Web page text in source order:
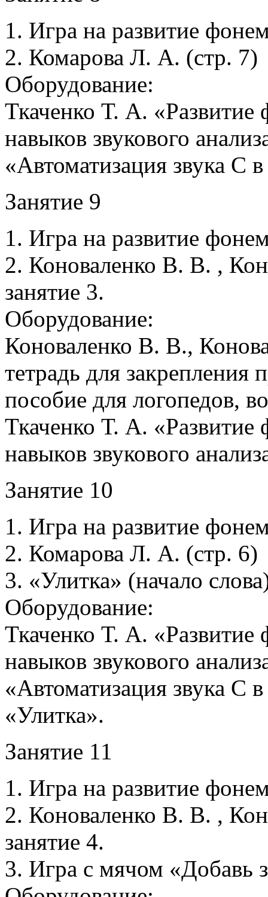
1. Игра на развитие
2. Комарова Л. А. (стр. 7)
Оборудование:
Ткаченко Т. А. «Развитие
навыков звукового
«Автоматизация звука С
Занятие 9
1. Игра на развитие
2. Коноваленко В. В. ,
занятие 3.
Оборудование:
Коноваленко В. В.,
тетрадь для
пособие для логопедов,
Ткаченко Т. А. «Развитие
навыков звукового
Занятие 10
1. Игра на развитие
2. Комарова Л. А. (стр. 6)
3. «Улитка» (начало
Оборудование:
Ткаченко Т. А. «Развитие
навыков звукового
«Автоматизация звука С
«Улитка».
Занятие 11
1. Игра на развитие
2. Коноваленко В. В. ,
занятие 4.
3. Игра с мячом «Добавь